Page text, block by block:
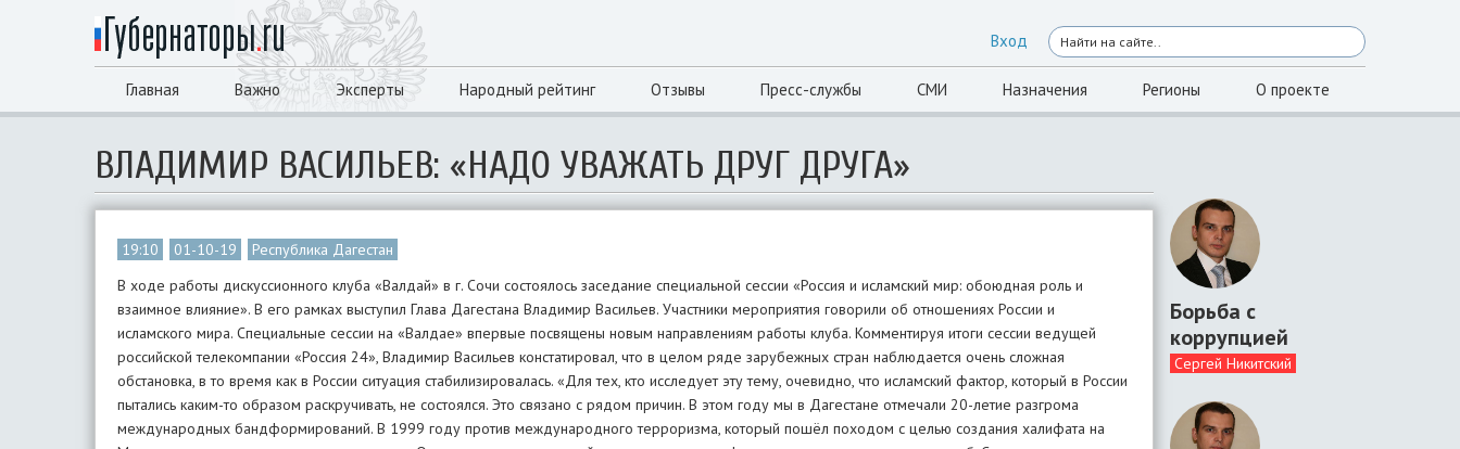
Вход
Главная Важно Эксперты Народный рейтинг Отзывы Пресс-службы СМИ Назначения Регионы О проекте
ВЛАДИМИР ВАСИЛЬЕВ: «НАДО УВАЖАТЬ ДРУГ ДРУГА»
19:10 01-10-19
Республика Дагестан
В ходе работы дискуссионного клуба «Валдай» в г. Сочи состоялось заседание специальной сессии «Россия и исламский мир: обоюдная роль и
взаимное влияние». В его рамках выступил Глава Дагестана Владимир Васильев. Участники мероприятия говорили об отношениях России и
исламского мира. Специальные сессии на «Валдае» впервые посвящены новым направлениям работы клуба. Комментируя итоги сессии ведущей
российской телекомпании «Россия 24», Владимир Васильев констатировал, что в целом ряде зарубежных стран наблюдается очень сложная
обстановка, в то время как в России ситуация стабилизировалась. «Для тех, кто исследует эту тему, очевидно, что исламский фактор, который в России
пытались каким-то образом раскручивать, не состоялся. Это связано с рядом причин. В этом году мы в Дагестане отмечали 20-летие разгрома
международных бандформирований. В 1999 году против международного терроризма, который пошёл походом с целью создания халифата на
Борьба с
коррупцией
Сергей Никитский